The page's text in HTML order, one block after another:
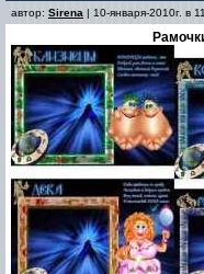
автор: Sirena | 10-января-2010г. в